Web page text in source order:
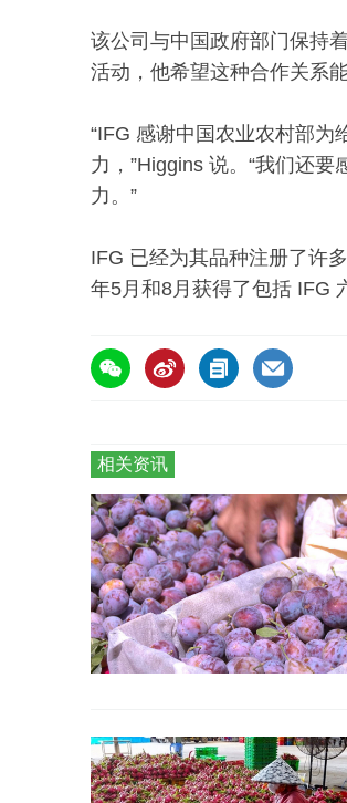
该公司与中国政府部门保持
活动，他希望这种合作关系
“IFG 感谢中国农业农村部
力，”Higgins 说。“我们还
力。”
IFG 已经为其品种注册了许
年5月和8月获得了包括 IFG
相关资讯